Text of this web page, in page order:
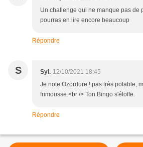
Un challenge qui ne manque pas de
pourras en lire encore beaucoup
Répondre
S Syl. 12/10/2021 18:45
Je note Ozordure ! pas très potable,
frimousse.<br /> Ton Bingo s'étoffe.
Répondre